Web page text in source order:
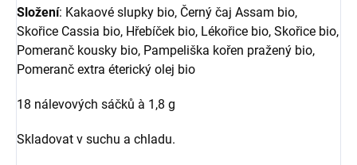
Složení: Kakaové slupky bio, Černý čaj Assam bio,
Skořice Cassia bio, Hřebíček bio, Lékořice bio, Skořice bio,
Pomeranč kousky bio, Pampeliška kořen pražený bio,
Pomeranč extra éterický olej bio
18 nálevových sáčků à 1,8 g
Skladovat v suchu a chladu.